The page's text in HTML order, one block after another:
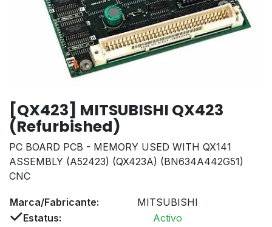
[QX423] MITSUBISHI QX423
(Refurbished)
PC BOARD PCB - MEMORY USED WITH QX141
ASSEMBLY (A52423) (QX423A) (BN634A442G51)
CNC
Marca/Fabricante:
MITSUBISHI
Estatus:
Activo